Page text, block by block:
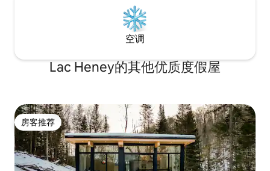
空调
Lac Heney的其他优质度假屋
房客推荐
房客推荐